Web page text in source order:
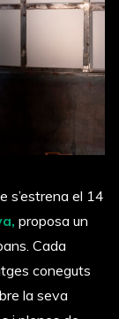
s’estrena el 14
proposa un
Cada
coneguts
la seva